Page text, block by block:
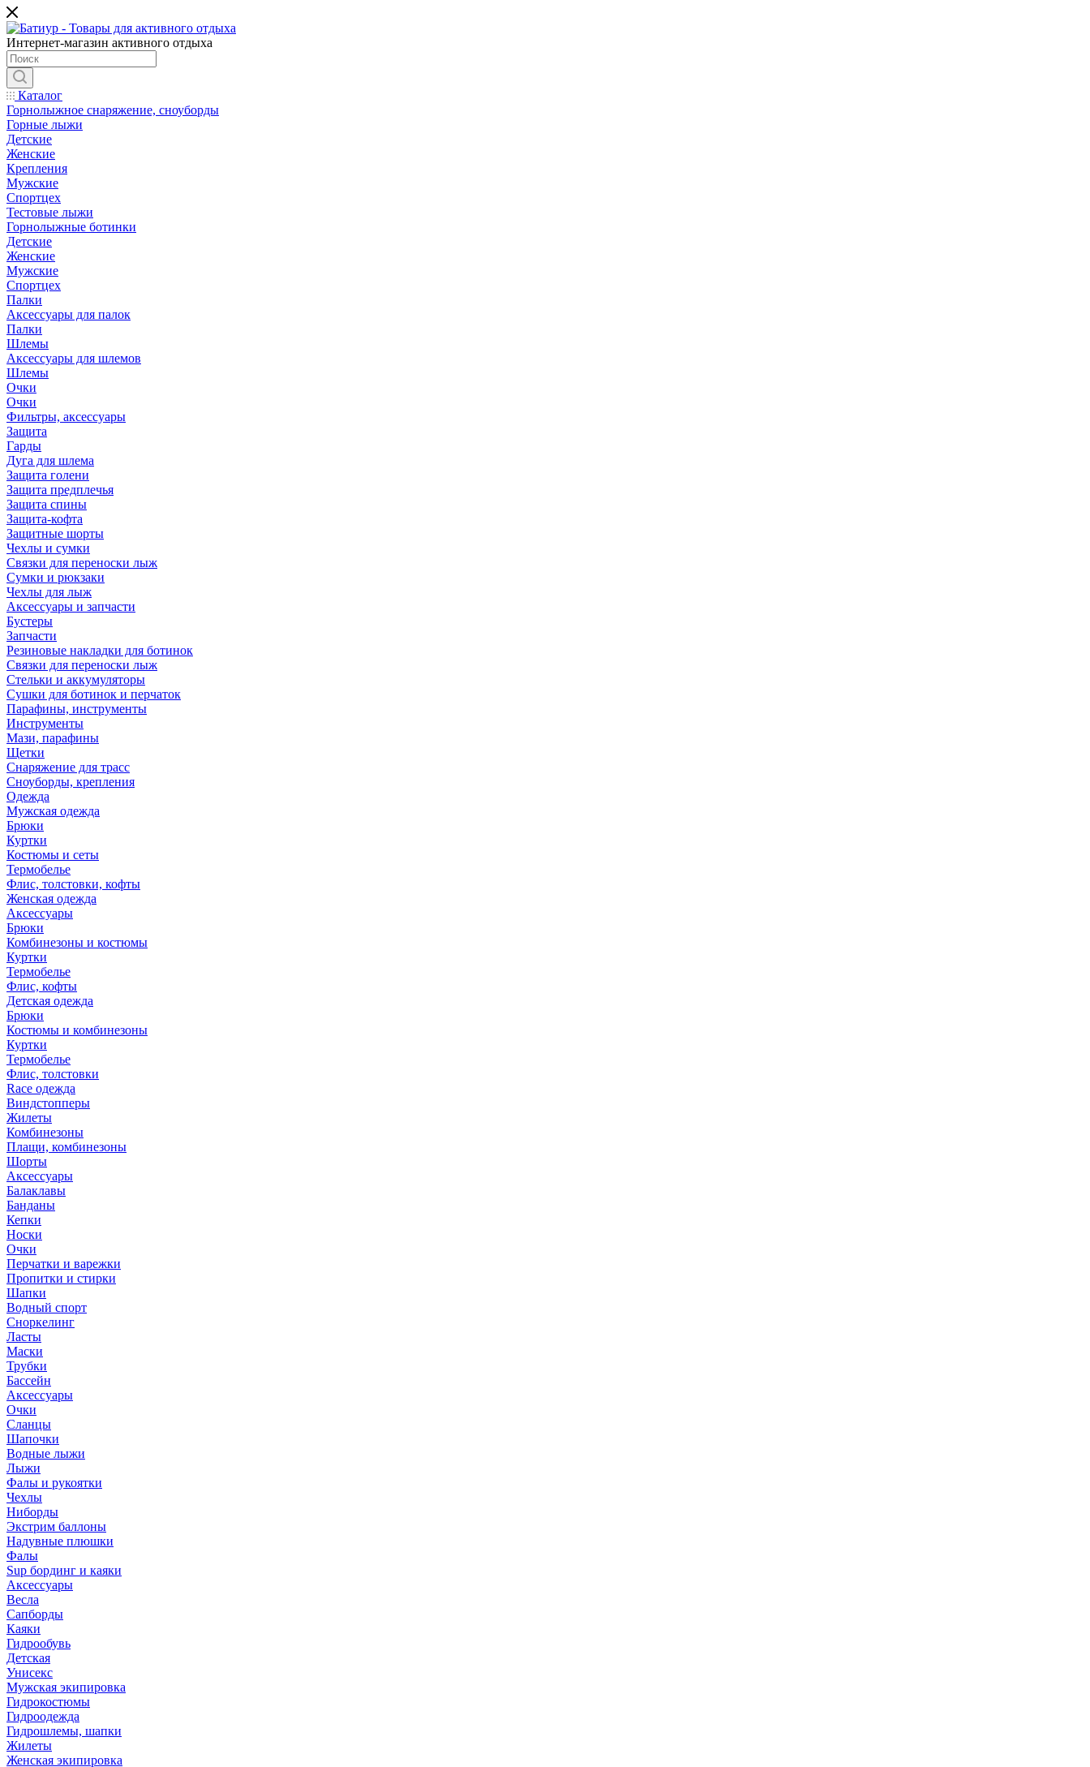
Интернет-магазин активного отдыха
Каталог
Горнолыжное снаряжение, сноуборды
Горные лыжи
Детские
Женские
Крепления
Мужские
Спортцех
Тестовые лыжи
Горнолыжные ботинки
Детские
Женские
Мужские
Спортцех
Палки
Аксессуары для палок
Палки
Шлемы
Аксессуары для шлемов
Шлемы
Очки
Очки
Фильтры, аксессуары
Защита
Гарды
Дуга для шлема
Защита голени
Защита предплечья
Защита спины
Защита-кофта
Защитные шорты
Чехлы и сумки
Связки для переноски лыж
Сумки и рюкзаки
Чехлы для лыж
Аксессуары и запчасти
Бустеры
Запчасти
Резиновые накладки для ботинок
Связки для переноски лыж
Стельки и аккумуляторы
Сушки для ботинок и перчаток
Парафины, инструменты
Инструменты
Мази, парафины
Щетки
Снаряжение для трасс
Сноуборды, крепления
Одежда
Мужская одежда
Брюки
Куртки
Костюмы и сеты
Термобелье
Флис, толстовки, кофты
Женская одежда
Аксессуары
Брюки
Комбинезоны и костюмы
Куртки
Термобелье
Флис, кофты
Детская одежда
Брюки
Костюмы и комбинезоны
Куртки
Термобелье
Флис, толстовки
Race одежда
Виндстопперы
Жилеты
Комбинезоны
Плащи, комбинезоны
Шорты
Аксессуары
Балаклавы
Банданы
Кепки
Носки
Очки
Перчатки и варежки
Пропитки и стирки
Шапки
Водный спорт
Сноркелинг
Ласты
Маски
Трубки
Бассейн
Аксессуары
Очки
Сланцы
Шапочки
Водные лыжи
Лыжи
Фалы и рукоятки
Чехлы
Ниборды
Экстрим баллоны
Надувные плюшки
Фалы
Sup бординг и каяки
Аксессуары
Весла
Сапборды
Каяки
Гидрообувь
Детская
Унисекс
Мужская экипировка
Гидрокостюмы
Гидроодежда
Гидрошлемы, шапки
Жилеты
Женская экипировка